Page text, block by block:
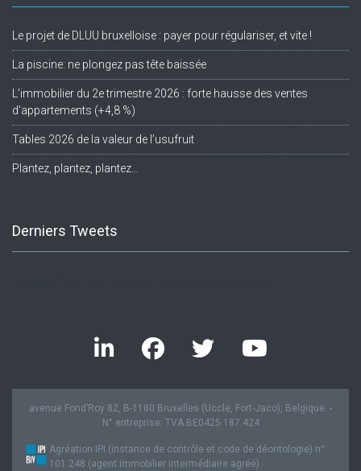
Le projet de DLUU bruxelloise : payer pour régulariser, et vite !
La piscine: ne plongez pas tête baissée
L’immobilier du 2e trimestre 2026 : forte hausse des ventes
d’appartements (+4,8 %)
Tables 2026 de la valeur de l’usufruit
Plantez, plantez, plantez…
Derniers Tweets
avenue Fond’Roy 82, B-1180 Bruxelles (Uccle, Fort-Jaco), Belgique. -
N° entreprise: TVA BE0425.187.424
Agréation IPI (instance de contrôle et code de déontologie) n°
101.248 (agent immobilier intermédiaire agréé).